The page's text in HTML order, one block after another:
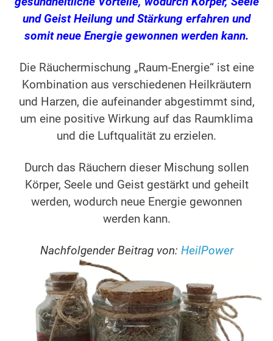
und Geist Heilung und Stärkung erfahren und
somit neue Energie gewonnen werden kann.
Die Räuchermischung „Raum-Energie“ ist eine
Kombination aus verschiedenen Heilkräutern
und Harzen, die aufeinander abgestimmt sind,
um eine positive Wirkung auf das Raumklima
und die Luftqualität zu erzielen.
Durch das Räuchern dieser Mischung sollen
Körper, Seele und Geist gestärkt und geheilt
werden, wodurch neue Energie gewonnen
werden kann.
Nachfolgender Beitrag von: HeilPower